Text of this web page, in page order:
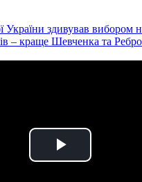
України здивував вибором
– краще Шевченка та
Play